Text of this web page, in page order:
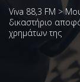
Viva 88,3 FM >
δικαστήριο
χρημάτων της